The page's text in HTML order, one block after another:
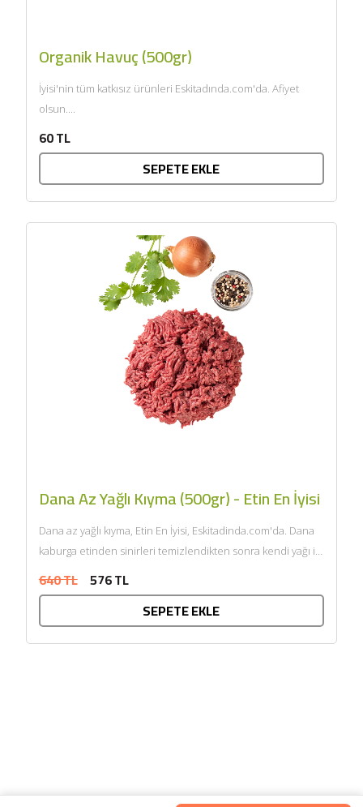
Organik Havuç (500gr)
İyisi'nin tüm katkısız ürünleri Eskitadında.com'da. Afiyet
olsun....
60 TL
SEPETE EKLE
Dana Az Yağlı Kıyma (500gr) - Etin En İyisi
Dana az yağlı kıyma, Etin En İyisi, Eskitadinda.com'da. Dana
kaburga etinden sinirleri temizlendikten sonra kendi yağı ile
640 TL 576 TL
SEPETE EKLE